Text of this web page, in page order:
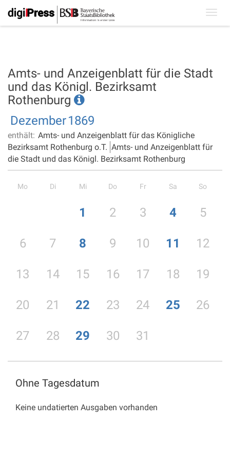
Amts- und Anzeigenblatt für die Stadt
und das Königl. Bezirksamt
Rothenburg
Dezember1869
enthält: Amts- und Anzeigenblatt für das Königliche
Bezirksamt Rothenburg o.T. Amts- und Anzeigenblatt für
die Stadt und das Königl. Bezirksamt Rothenburg
Mo Di Mi Do Fr Sa So
1 2 3 4 5
6 7 8 9 10 11 12
13 14 15 16 17 18 19
20 21 22 23 24 25 26
27 28 29 30 31
Ohne Tagesdatum
Keine undatierten Ausgaben vorhanden